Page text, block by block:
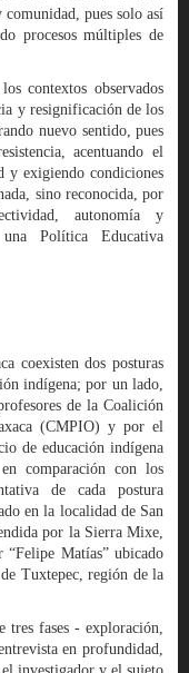
pues solo así
procesos múltiples de
contextos observados
y resignificación de los
nuevo sentido, pues
acentuando el
y exigiendo condiciones
sino reconocida, por
autonomía y
Política Educativa
coexisten dos posturas
indígena; por un lado,
de la Coalición
(CMPIO) y por el
de educación indígena
comparación con los
de cada postura
en la localidad de San
por la Sierra Mixe,
“Felipe Matías” ubicado
Tuxtepec, región de la
fases - exploración,
en profundidad,